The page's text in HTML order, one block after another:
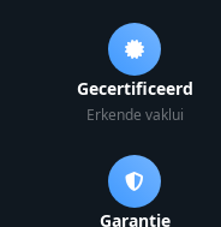
Gecertificeerd
Erkende vaklui
Garantie